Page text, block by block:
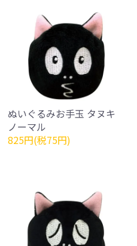
ぬいぐるみお手玉 タヌキ
ノーマル
825円(税75円)